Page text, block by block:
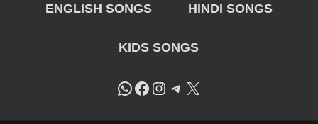
ENGLISH SONGS HINDI SONGS
KIDS SONGS
WhatsApp
Facebook
Instagram
Telegram
X